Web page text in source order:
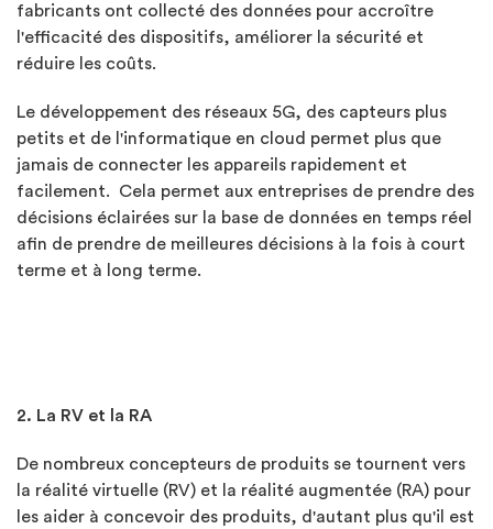
fabricants ont collecté des données pour accroître
l'efficacité des dispositifs, améliorer la sécurité et
réduire les coûts.
Le développement des réseaux 5G, des capteurs plus
petits et de l'informatique en cloud permet plus que
jamais de connecter les appareils rapidement et
facilement. Cela permet aux entreprises de prendre des
décisions éclairées sur la base de données en temps réel
afin de prendre de meilleures décisions à la fois à court
terme et à long terme.
2. La RV et la RA
De nombreux concepteurs de produits se tournent vers
la réalité virtuelle (RV) et la réalité augmentée (RA) pour
les aider à concevoir des produits, d'autant plus qu'il est